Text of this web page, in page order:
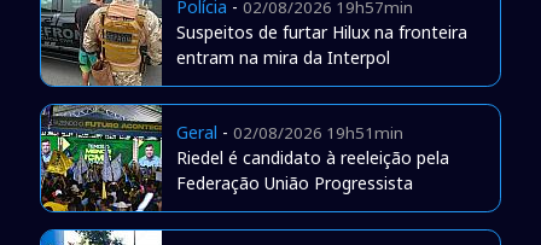
Polícia - 02/08/2026 19h57min
Suspeitos de furtar Hilux na fronteira
entram na mira da Interpol
Geral - 02/08/2026 19h51min
Riedel é candidato à reeleição pela
Federação União Progressista